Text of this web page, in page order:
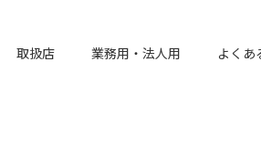
取扱店 業務用・法人用 よくあ